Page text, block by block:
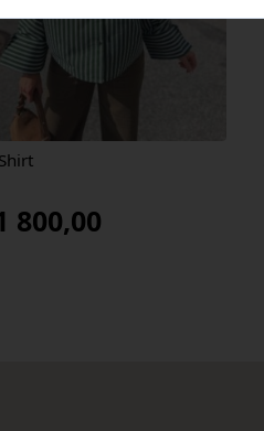
800,00